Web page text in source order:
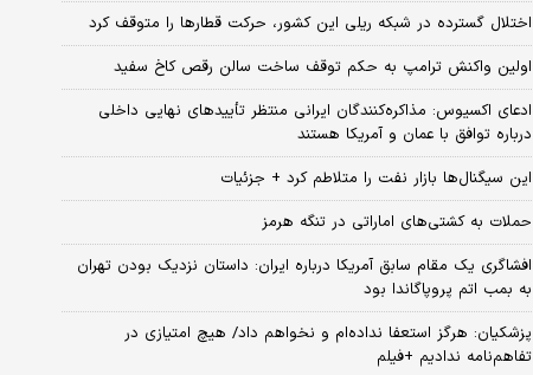
اختلال گسترده در شبکه ریلی این کشور، حرکت قطارها را متوقف کرد
اولین واکنش ترامپ به حکم توقف ساخت سالن رقص کاخ سفید
ادعای اکسیوس: مذاکره‌کنندگان ایرانی منتظر تأییدهای نهایی داخلی
درباره توافق با عمان و آمریکا هستند
این سیگنال‌ها بازار نفت را متلاطم کرد + جزئیات
حملات به کشتی‌های اماراتی در تنگه هرمز
افشاگری یک مقام سابق آمریکا درباره ایران: داستان نزدیک بودن تهران
به بمب اتم پروپاگاندا بود
پزشکیان: هرگز استعفا نداده‌ام و نخواهم داد/ هیچ امتیازی در
تفاهم‌نامه ندادیم +فیلم